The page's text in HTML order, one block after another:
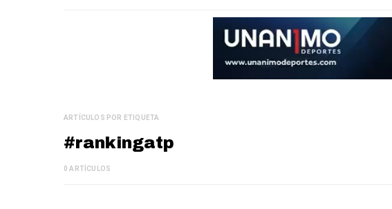
ARTÍCULOS POR ETIQUETA
#rankingatp
0 ARTÍCULOS